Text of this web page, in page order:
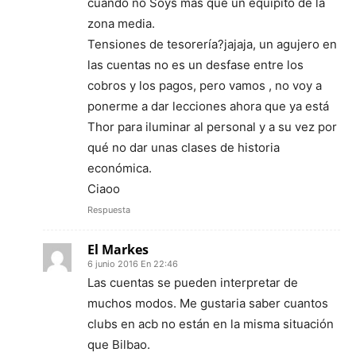
zona media.
Tensiones de tesorería?jajaja, un agujero en
las cuentas no es un desfase entre los
cobros y los pagos, pero vamos , no voy a
ponerme a dar lecciones ahora que ya está
Thor para iluminar al personal y a su vez por
qué no dar unas clases de historia
económica.
Ciaoo
Respuesta
El Markes
6 junio 2016 En 22:46
Las cuentas se pueden interpretar de
muchos modos. Me gustaria saber cuantos
clubs en acb no están en la misma situación
que Bilbao.